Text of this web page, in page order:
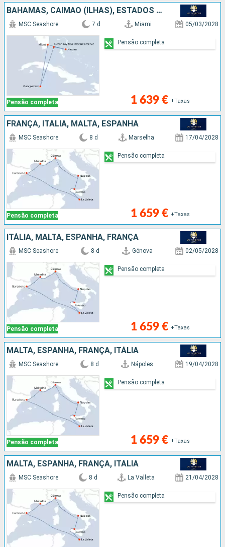
BAHAMAS, CAIMÃO (ILHAS), ESTADOS UNIDOS
Pensão completa
MSC Seashore 7 d Miami 05/03/2028
1 639 € +Taxas
Pensão completa
FRANÇA, ITÁLIA, MALTA, ESPANHA
Pensão completa
MSC Seashore 8 d Marselha 17/04/2028
1 659 € +Taxas
Pensão completa
ITÁLIA, MALTA, ESPANHA, FRANÇA
Pensão completa
MSC Seashore 8 d Génova 02/05/2028
1 659 € +Taxas
Pensão completa
MALTA, ESPANHA, FRANÇA, ITÁLIA
Pensão completa
MSC Seashore 8 d Nápoles 19/04/2028
1 659 € +Taxas
Pensão completa
MALTA, ESPANHA, FRANÇA, ITÁLIA
MSC Seashore 8 d La Valleta 21/04/2028
Pensão completa